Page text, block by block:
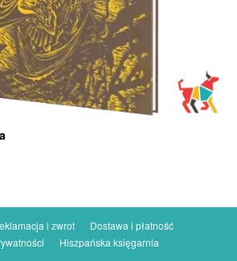
i zwrot
Dostawa i płatność
Hiszpańska księgarnia